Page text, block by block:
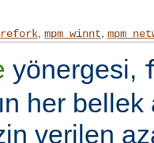
, mpm_winnt
yönergesi,
her bellek
verilen